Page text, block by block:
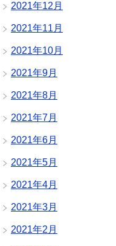
2021年12月
2021年11月
2021年10月
2021年9月
2021年8月
2021年7月
2021年6月
2021年5月
2021年4月
2021年3月
2021年2月